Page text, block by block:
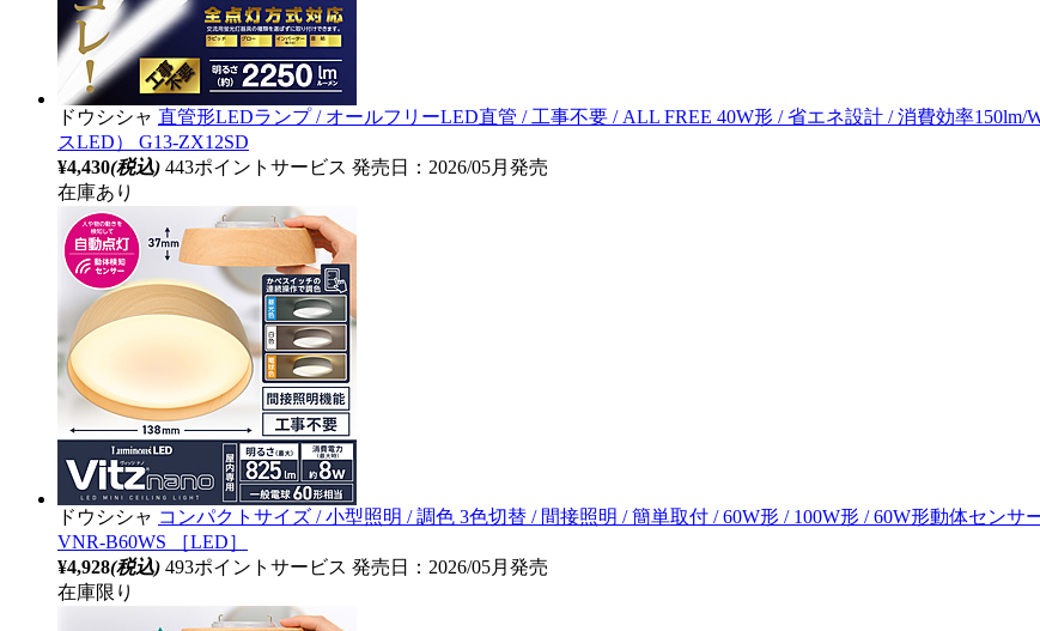
ドウシシャ 直管形LEDランプ / オールフリーLED直管 / 工事不要 / ALL FREE 40W形 / 省エネ設計 / 消費効率150lm/
スLED） G13-ZX12SD
¥4,430(税込) 443ポイントサービス 発売日：2026/05月発売
在庫あり
ドウシシャ コンパクトサイズ / 小型照明 / 調色 3色切替 / 間接照明 / 簡単取付 / 60W形 / 100W形 / 60W形動体セン
VNR-B60WS ［LED］
¥4,928(税込) 493ポイントサービス 発売日：2026/05月発売
在庫限り